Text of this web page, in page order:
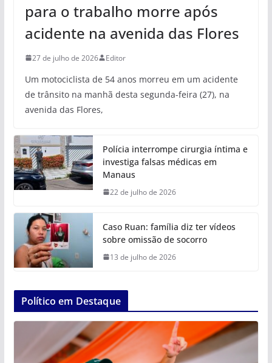
para o trabalho morre após
acidente na avenida das Flores
27 de julho de 2026 Editor
Um motociclista de 54 anos morreu em um acidente
de trânsito na manhã desta segunda-feira (27), na
avenida das Flores,
Polícia interrompe cirurgia íntima e
investiga falsas médicas em
Manaus
22 de julho de 2026
Caso Ruan: família diz ter vídeos
sobre omissão de socorro
13 de julho de 2026
Político em Destaque